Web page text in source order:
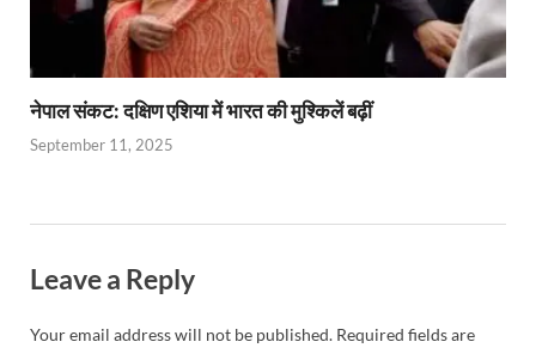
नेपाल संकट: दक्षिण एशिया में भारत की मुश्किलें बढ़ीं
September 11, 2025
Leave a Reply
Your email address will not be published. Required fields are